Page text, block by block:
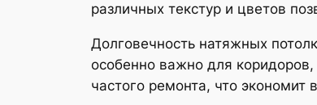
различных текстур и цветов
Долговечность натяжных
особенно важно для
частого ремонта, что